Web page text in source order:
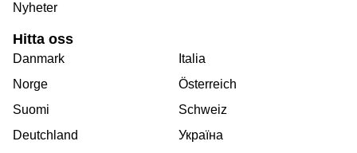
Nyheter
Hitta oss
Danmark
Norge
Suomi
Deutchland
Italia
Österreich
Schweiz
Україна